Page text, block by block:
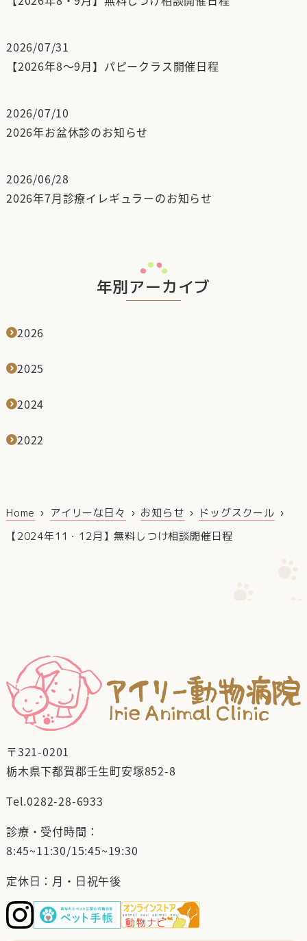
【2026年8～9月】パピークラス開催日程
2026/07/31
2026年お盆休診のお知らせ
2026/07/10
2026年7月診療イレギュラーのお知らせ
2026/06/28
年別アーカイブ
2026
2025
2024
2022
Home アイリーな日々 お知らせ
ドッグスクール
【2024年11・12月】無料しつけ相談開催日程
〒321-0201
栃木県下都賀郡壬生町安塚852-8
Tel.0282-28-6933
診療・受付時間：
8:45~11:30/15:45~19:30
定休日：月・日祝午後